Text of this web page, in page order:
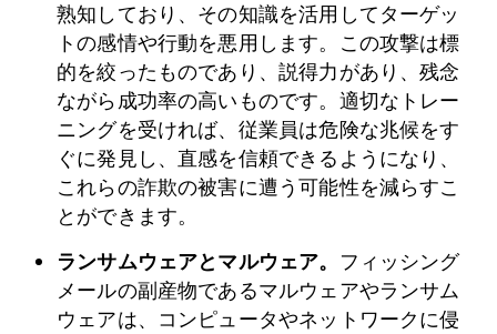
熟知しており、その知識を活用してターゲッ
トの感情や行動を悪用します。この攻撃は標
的を絞ったものであり、説得力があり、残念
ながら成功率の高いものです。適切なトレー
ニングを受ければ、従業員は危険な兆候をす
ぐに発見し、直感を信頼できるようになり、
これらの詐欺の被害に遭う可能性を減らすこ
とができます。
ランサムウェアとマルウェア。
フィッシング
メールの副産物であるマルウェアやランサム
ウェアは、コンピュータやネットワークに侵